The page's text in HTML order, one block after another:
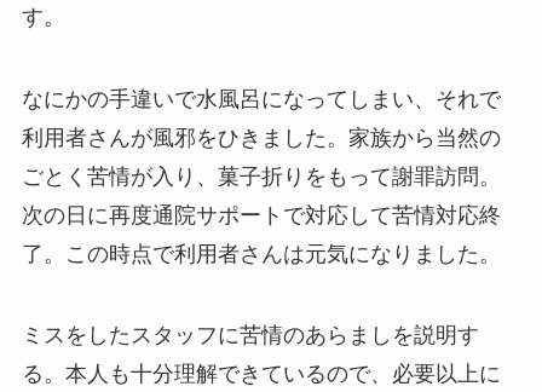
す。
なにかの手違いで水風呂になってしまい、それで
利用者さんが風邪をひきました。家族から当然の
ごとく苦情が入り、菓子折りをもって謝罪訪問。
次の日に再度通院サポートで対応して苦情対応終
了。この時点で利用者さんは元気になりました。
ミスをしたスタッフに苦情のあらましを説明す
る。本人も十分理解できているので、必要以上に